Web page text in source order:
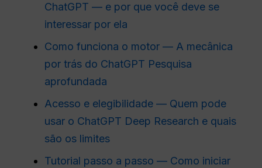
ChatGPT — e por que você deve se
interessar por ela
Como funciona o motor — A mecânica
por trás do ChatGPT Pesquisa
aprofundada
Acesso e elegibilidade — Quem pode
usar o ChatGPT Deep Research e quais
são os limites
Tutorial passo a passo — Como iniciar